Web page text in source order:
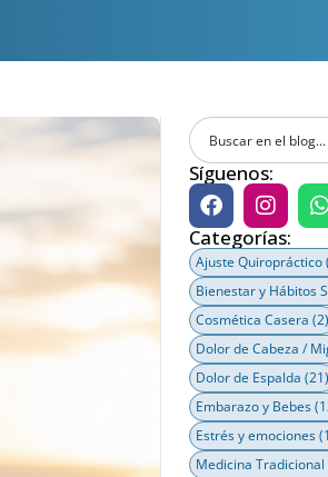
Síguenos:
Categorías:
Ajuste Quiropráctico
Bienestar y Hábitos
Cosmética Casera (2)
Dolor de Cabeza /
Dolor de Espalda (21)
Embarazo y Bebes
Estrés y emociones
Medicina Tradicional